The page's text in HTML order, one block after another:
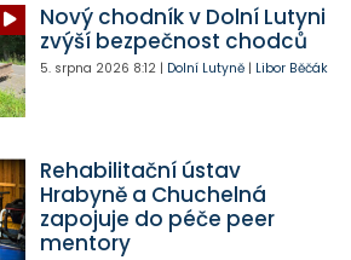
Nový chodník v Dolní Lutyni
zvýší bezpečnost chodců
5. srpna 2026 8:12| Dolní Lutyně| Libor Běčák
Rehabilitační ústav
Hrabyně a Chuchelná
zapojuje do péče peer
mentory